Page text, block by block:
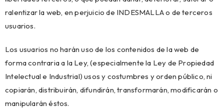
ralentizar la web, en perjuicio de INDESMALLA o de terceros
usuarios.
Los usuarios no harán uso de los contenidos de la web de
forma contraria a la Ley, (especialmente la Ley de Propiedad
Intelectual e Industrial) usos y costumbres y orden público, ni
copiarán, distribuirán, difundirán, transformarán, modificarán o
manipularán éstos.